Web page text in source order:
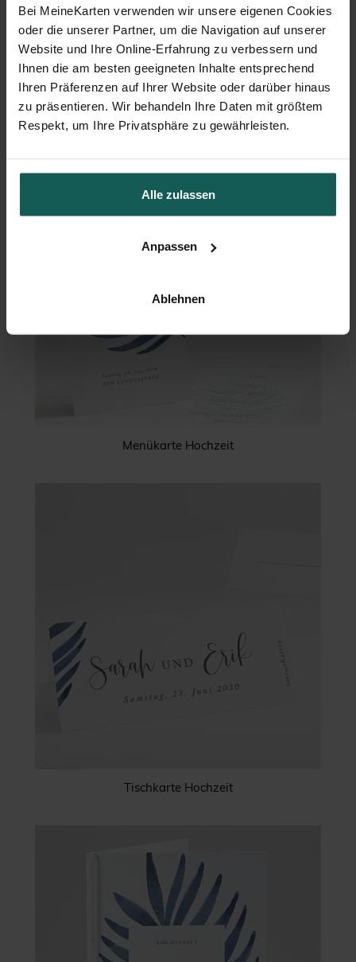
Bei MeineKarten verwenden wir unsere eigenen Cookies
oder die unserer Partner, um die Navigation auf unserer
Website und Ihre Online-Erfahrung zu verbessern und
Ihnen die am besten geeigneten Inhalte entsprechend
Ihren Präferenzen auf Ihrer Website oder darüber hinaus
zu präsentieren. Wir behandeln Ihre Daten mit größtem
Respekt, um Ihre Privatsphäre zu gewährleisten.
Alle zulassen
Anpassen
Ablehnen
Geschenkbox Hochzeit
Menükarte Hochzeit
Tischkarte Hochzeit